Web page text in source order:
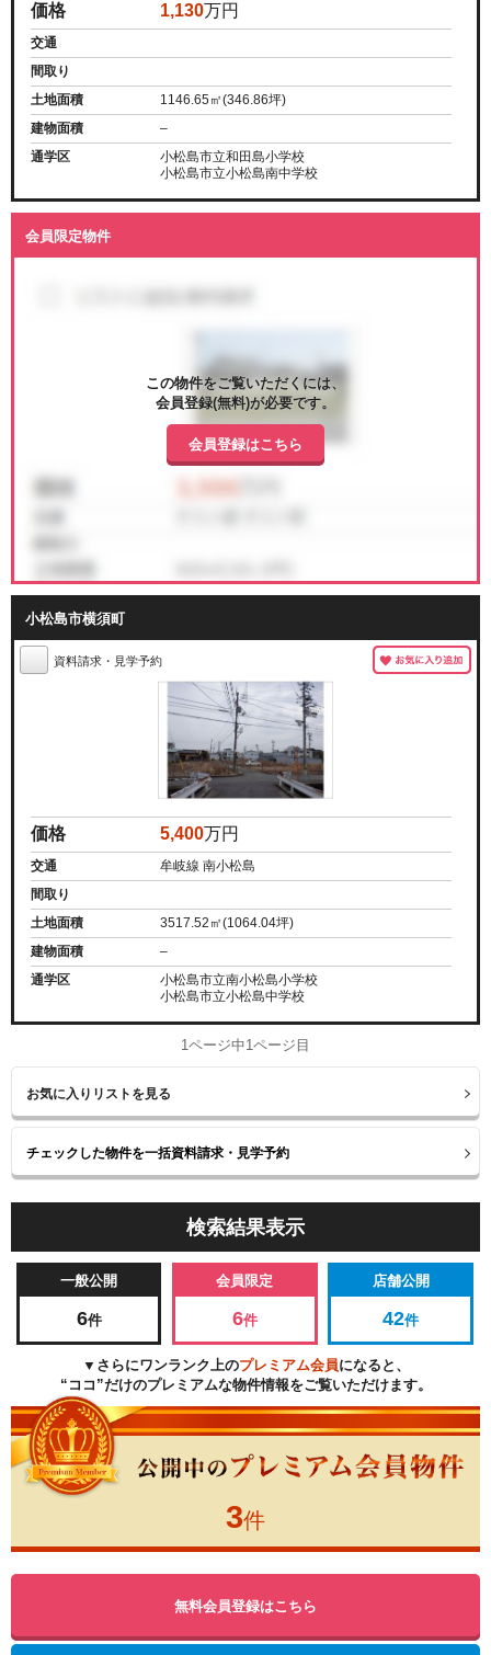
価格 1,130万円
交通
間取り
土地面積
1146.65㎡(346.86坪)
建物面積
–
通学区
小松島市立和田島小学校
小松島市立小松島南中学校
会員限定物件
この物件をご覧いただくには、
会員登録(無料)が必要です。
会員登録はこちら
小松島市横須町
資料請求・見学予約
価格 5,400万円
交通
牟岐線 南小松島
間取り
土地面積
3517.52㎡(1064.04坪)
建物面積
–
通学区
小松島市立南小松島小学校
小松島市立小松島中学校
1ページ中1ページ目
お気に入りリストを見る
検索結果表示
一般公開
6件
会員限定
6件
店舗公開
42件
▼さらにワンランク上のプレミアム会員になると、
“ココ”だけのプレミアムな物件情報をご覧いただけます。
3件
無料会員登録はこちら